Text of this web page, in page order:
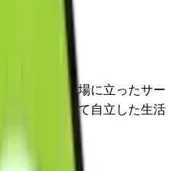
利用者の立場に立ったサー
環境に応じて自立した生活